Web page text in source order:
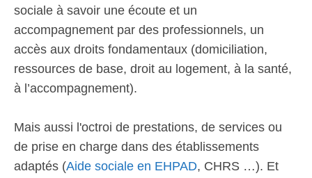
sociale à savoir une écoute et un
accompagnement par des professionnels, un
accès aux droits fondamentaux (domiciliation,
ressources de base, droit au logement, à la santé,
à l’accompagnement).
Mais aussi l'octroi de prestations, de services ou
de prise en charge dans des établissements
adaptés (Aide sociale en EHPAD, CHRS …). Et